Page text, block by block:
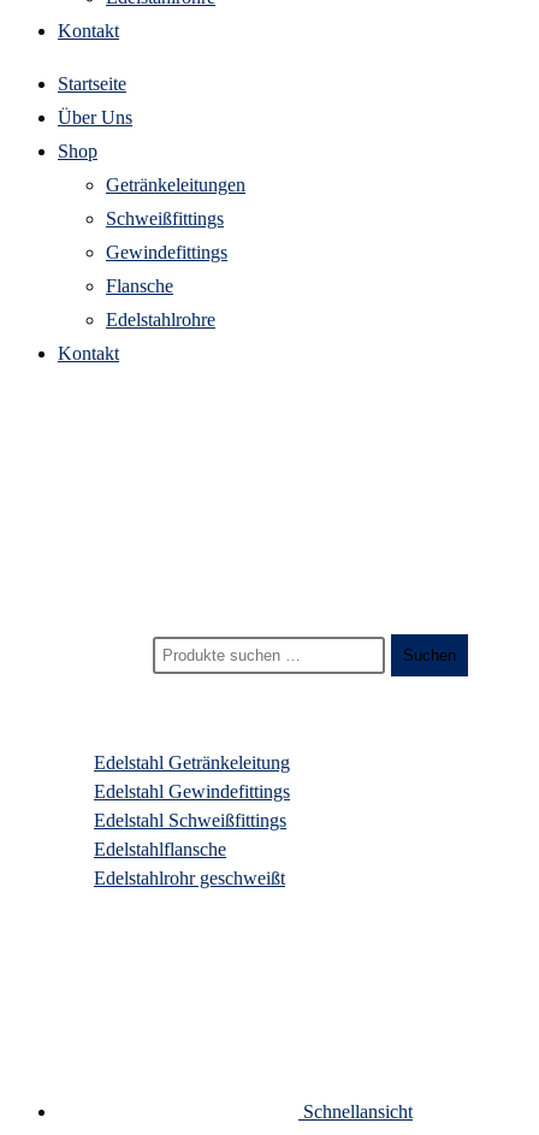
Kontakt
Startseite
Über Uns
Shop
Getränkeleitungen
Schweißfittings
Gewindefittings
Flansche
Edelstahlrohre
Kontakt
Suchen
Edelstahl Getränkeleitung
Edelstahl Gewindefittings
Edelstahl Schweißfittings
Edelstahlflansche
Edelstahlrohr geschweißt
Schnellansicht